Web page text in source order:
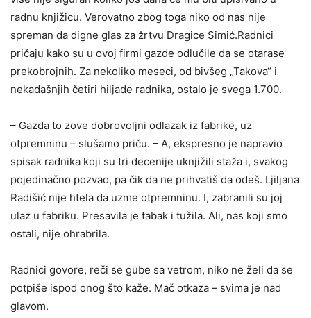
radnu knjižicu. Verovatno zbog toga niko od nas nije
spreman da digne glas za žrtvu Dragice Simić.Radnici
pričaju kako su u ovoj firmi gazde odlučile da se otarase
prekobrojnih. Za nekoliko meseci, od bivšeg „Takova“ i
nekadašnjih četiri hiljade radnika, ostalo je svega 1.700.
– Gazda to zove dobrovoljni odlazak iz fabrike, uz
otpremninu – slušamo priču. – A, ekspresno je napravio
spisak radnika koji su tri decenije uknjižili staža i, svakog
pojedinačno pozvao, pa čik da ne prihvatiš da odeš. Ljiljana
Radišić nije htela da uzme otpremninu. I, zabranili su joj
ulaz u fabriku. Presavila je tabak i tužila. Ali, nas koji smo
ostali, nije ohrabrila.
Radnici govore, reči se gube sa vetrom, niko ne želi da se
potpiše ispod onog što kaže. Mač otkaza – svima je nad
glavom.